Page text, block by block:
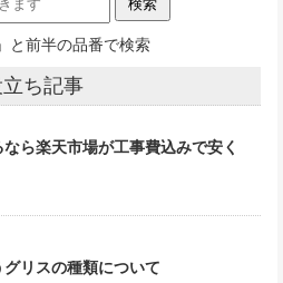
と前半の品番で検索
ち記事
ら楽天市場が工事費込みで安く
リスの種類について